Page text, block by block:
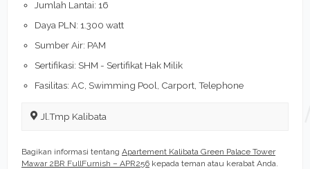
Jumlah Lantai: 16
Daya PLN: 1.300 watt
Sumber Air: PAM
Sertifikasi: SHM - Sertifikat Hak Milik
Fasilitas: AC, Swimming Pool, Carport, Telephone
Jl.Tmp Kalibata
Bagikan informasi tentang Apartement Kalibata Green Palace Tower
Mawar 2BR FullFurnish – APR256 kepada teman atau kerabat Anda.